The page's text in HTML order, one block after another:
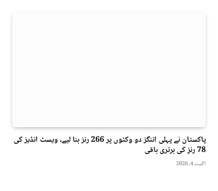
پاکستان نے پہلی اننگز دو وکٹوں پر 266 رنز بنا لیے، ویسٹ انڈیز کی
78 رنز کی برتری باقی
اگست 4, 2026